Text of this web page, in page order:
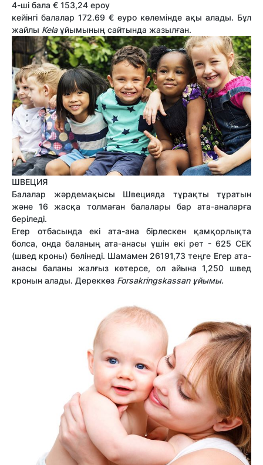
4-ші бала € 153,24 ероу
кейінгі балалар 172.69 € еуро көлемінде ақы алады. Бұл
жайлы Kelaұйымының сайтында жазылған.
ШВЕЦИЯ
Балалар жәрдемақысы Швецияда тұрақты тұратын
және 16 жасқа толмаған балалары бар ата-аналарға
беріледі.
Егер отбасында екі ата-ана бірлескен қамқорлықта
болса, онда баланың ата-анасы үшін екі рет - 625 СЕК
(швед кроны) бөлінеді. Шамамен 26191,73 теңге Егер ата-
анасы баланы жалғыз көтерсе, ол айына 1,250 швед
кронын алады. Дереккөз Forsakringskassan ұйымы.